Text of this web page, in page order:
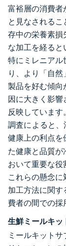
富裕層の消費者
と見なされる
存中の栄養素損
な加工を経ると
特にミレニアル
り、より「自
製品を好む傾向
因に大きく影
反映しています
調査によると、
健康上の利点を
た健康と品質
おいて重要な役
これらの懸念
加工方法に関
費者の間での採
生鮮ミールキッ
ミールキット